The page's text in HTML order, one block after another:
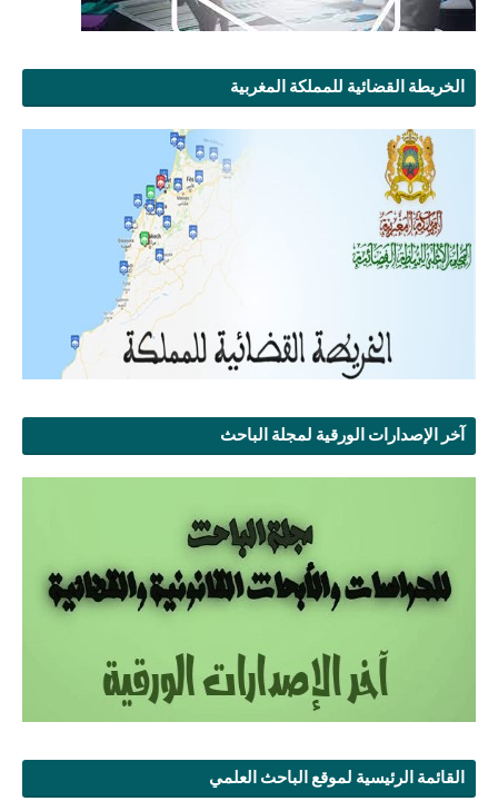
الخريطة القضائية للمملكة المغربية
آخر الإصدارات الورقية لمجلة الباحث
القائمة الرئيسية لموقع الباحث العلمي